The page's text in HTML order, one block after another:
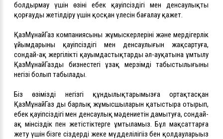
болдырмау үшін өзінің еңбек қауіпсіздігі мен денсаулықты
қорғауды жетілдіру үшін қосқан үлесін бағалау қажет.
ҚазМұнайГаз компаниясының жұмыскерлерінің және мердігерлік
ұйымдарының қауіпсіздігі мен денсаулығын жақсартуға,
сондай-ақ жергілікті қауымдастықтардың әл-ауқатына ұмтылу
ҚазМұнайГаздың бизнестегі ұзақ мерзімді табыстылығының
негізі болып табылады.
Біз өзіміздің негізгі құндылықтарымызға ортақтасқан
ҚазМұнайГаз дың барлық жұмысшыларын қатыстыра отырып,
еңбек қауіпсіздігі мен денсаулық мәдениетін дамытуға, сондай-
ақ мінсіздік пен жетістіктерге ұмтыламыз. Бұл мақсаттарға
жету үшін бізге сіздердің жеке мүдделілігіңіз бен қолдауларыңыз